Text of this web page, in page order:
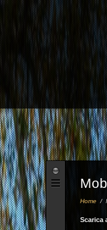
Home /
Scarica